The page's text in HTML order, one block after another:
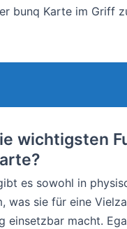
bunq Karte im Griff
wichtigsten
es sowohl in
was sie für eine
einsetzbar macht.